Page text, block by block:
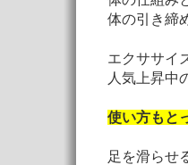
体の引き締
エクササイ
人気上昇中
使い方もと
足を滑らせ